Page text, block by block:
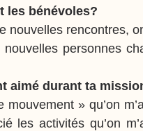
les bénévoles?
nouvelles rencontres,
personnes
aimé durant ta
» qu’on
les activités qu’on